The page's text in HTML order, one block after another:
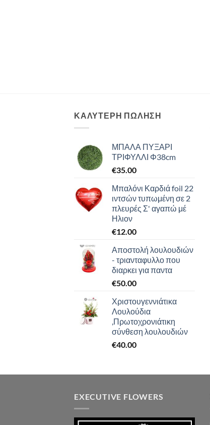
ΚΑΛΥΤΕΡΗ ΠΩΛΗΣΗ
ΜΠΑΛΑ ΠΥΞΑΡΙ
ΤΡΙΦΥΛΛΙ Φ38cm
€35.00
Μπαλόνι Καρδιά foil 22
ιντσών τυπωμένη σε 2
πλευρές Σ' αγαπώ μέ
Ηλιον
€12.00
Αποστολή λουλουδιών
- τριανταφυλλο που
διαρκει για παντα
€50.00
Χριστουγεννιάτικα
Λουλούδια
,Πρωτοχρονιάτικη
σύνθεση λουλουδιών
€40.00
EXECUTIVE FLOWERS